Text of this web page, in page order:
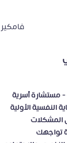
فامكير
- مستشارة أسرية
النفسية الأولية
المشكلات
تواجهك